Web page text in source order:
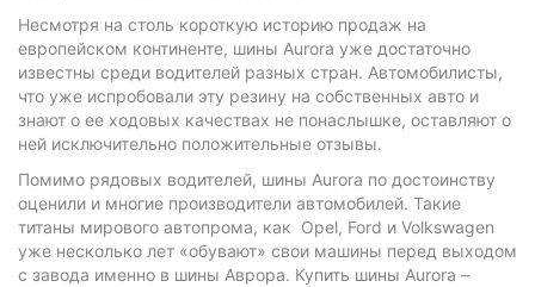
Несмотря на столь короткую историю продаж на
европейском континенте, шины Aurora уже достаточно
известны среди водителей разных стран. Автомобилисты,
что уже испробовали эту резину на собственных авто и
знают о ее ходовых качествах не понаслышке, оставляют о
ней исключительно положительные отзывы.
Помимо рядовых водителей, шины Aurora по достоинству
оценили и многие производители автомобилей. Такие
титаны мирового автопрома, как Opel, Ford и Volkswagen
уже несколько лет «обувают» свои машины перед выходом
с завода именно в шины Аврора. Купить шины Aurora –